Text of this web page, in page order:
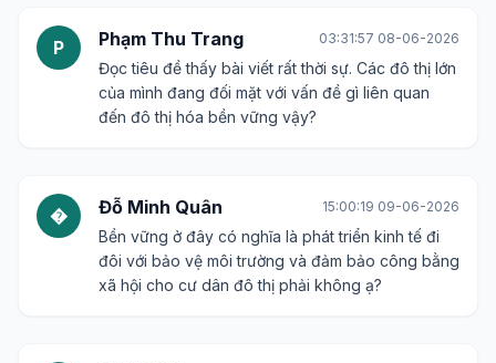
P Phạm Thu Trang 03:31:57 08-06-2026
Đọc tiêu đề thấy bài viết rất thời sự. Các đô thị lớn
của mình đang đối mặt với vấn đề gì liên quan
đến đô thị hóa bền vững vậy?
� Đỗ Minh Quân 15:00:19 09-06-2026
Bền vững ở đây có nghĩa là phát triển kinh tế đi
đôi với bảo vệ môi trường và đảm bảo công bằng
xã hội cho cư dân đô thị phải không ạ?